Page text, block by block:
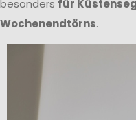
besonders für
Wochenendtörns.